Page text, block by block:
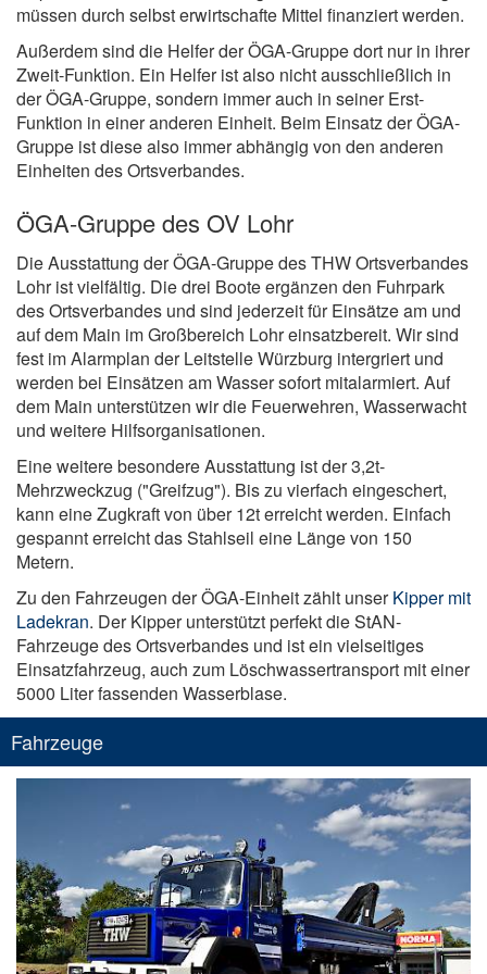
müssen durch selbst erwirtschafte Mittel finanziert werden.
Außerdem sind die Helfer der ÖGA-Gruppe dort nur in ihrer
Zweit-Funktion. Ein Helfer ist also nicht ausschließlich in
der ÖGA-Gruppe, sondern immer auch in seiner Erst-
Funktion in einer anderen Einheit. Beim Einsatz der ÖGA-
Gruppe ist diese also immer abhängig von den anderen
Einheiten des Ortsverbandes.
ÖGA-Gruppe des OV Lohr
Die Ausstattung der ÖGA-Gruppe des THW Ortsverbandes
Lohr ist vielfältig. Die drei Boote ergänzen den Fuhrpark
des Ortsverbandes und sind jederzeit für Einsätze am und
auf dem Main im Großbereich Lohr einsatzbereit. Wir sind
fest im Alarmplan der Leitstelle Würzburg intergriert und
werden bei Einsätzen am Wasser sofort mitalarmiert. Auf
dem Main unterstützen wir die Feuerwehren, Wasserwacht
und weitere Hilfsorganisationen.
Eine weitere besondere Ausstattung ist der 3,2t-
Mehrzweckzug ("Greifzug"). Bis zu vierfach eingeschert,
kann eine Zugkraft von über 12t erreicht werden. Einfach
gespannt erreicht das Stahlseil eine Länge von 150
Metern.
Zu den Fahrzeugen der ÖGA-Einheit zählt unserKipper mit
Ladekran. Der Kipper unterstützt perfekt die StAN-
Fahrzeuge des Ortsverbandes und ist ein vielseitiges
Einsatzfahrzeug, auch zum Löschwassertransport mit einer
5000 Liter fassenden Wasserblase.
Fahrzeuge